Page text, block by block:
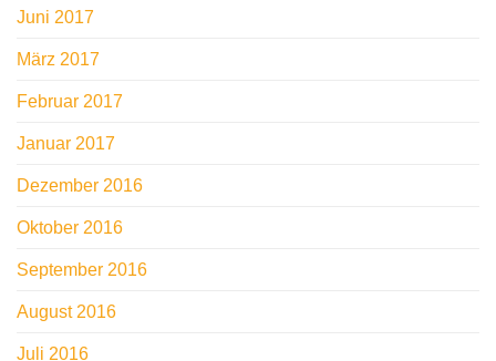
Juni 2017
März 2017
Februar 2017
Januar 2017
Dezember 2016
Oktober 2016
September 2016
August 2016
Juli 2016